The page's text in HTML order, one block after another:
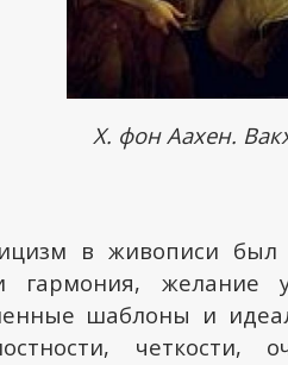
Х. фон Аахен.
в живописи
гармония, желание
шаблоны и
четкости,